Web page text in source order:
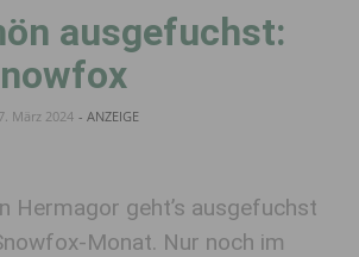
ausgefuchst:
7. März 2024 - ANZEIGE
Hermagor geht’s ausgefuchst
Monat. Nur noch im